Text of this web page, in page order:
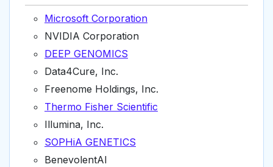
Microsoft Corporation
NVIDIA Corporation
DEEP GENOMICS
Data4Cure, Inc.
Freenome Holdings, Inc.
Thermo Fisher Scientific
Illumina, Inc.
SOPHiA GENETICS
BenevolentAI